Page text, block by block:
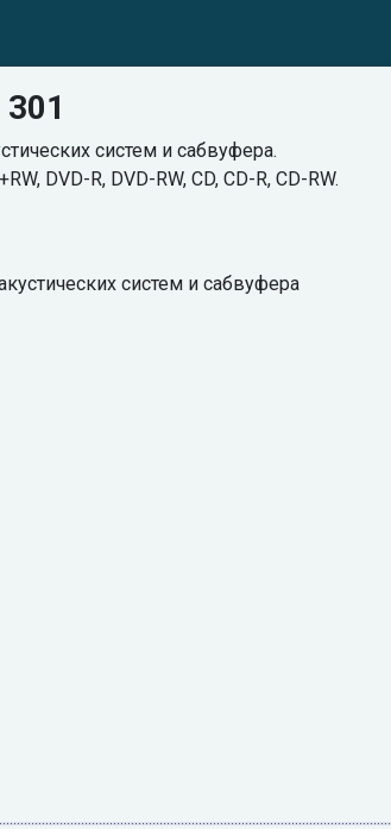
систем и сабвуфера.
DVD-R, DVD-RW, CD, CD-R, CD-RW.
систем и сабвуфера